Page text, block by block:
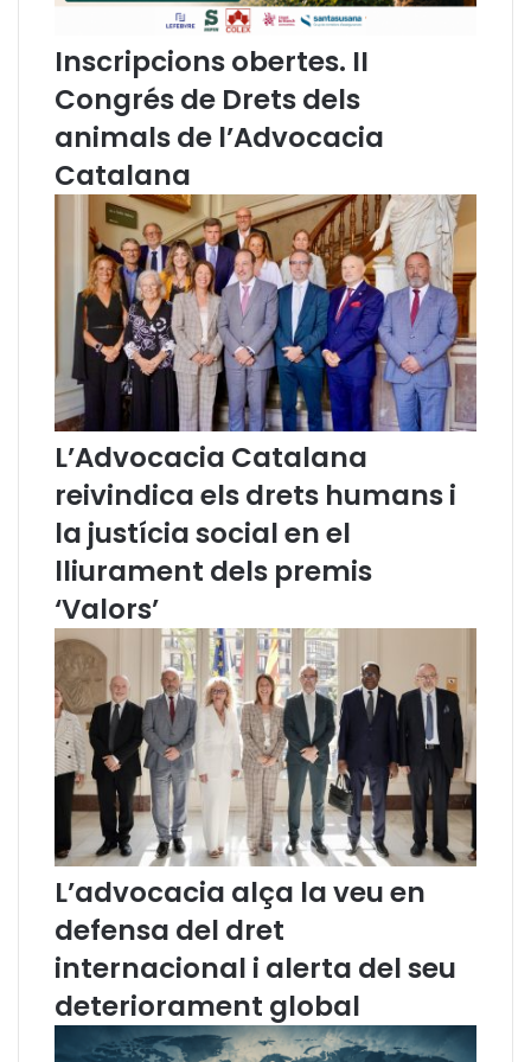
i
4
2
0
0
0
d
'
o
c
t
u
r
e
,
d
e
m
e
s
u
r
e
s
u
r
g
e
n
t
d
e
s
e
p
r
s
e
a
l
e
t
d
o
r
s
:
v
n
ç
o
s
e
n
l
a
t
r
n
p
o
s
i
c
Inscripcions obertes. II
Congrés de Drets dels
animals de l’Advocacia
Catalana
L’Advocacia Catalana
reivindica els drets humans i
la justícia social en el
lliurament dels premis
‘Valors’
L’advocacia alça la veu en
defensa del dret
internacional i alerta del seu
deteriorament global